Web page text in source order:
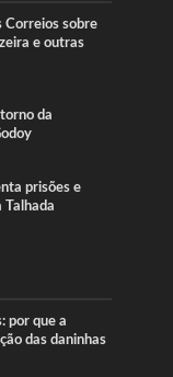
Correios sobre
e outras
da
prisões e
Talhada
por que a
das daninhas